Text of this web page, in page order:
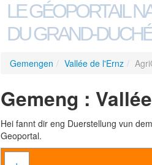
LE GÉOPORTAIL
DU GRAND-
Gemengen / Vallée de l'Ernz /
Gemeng :
Hei fannt dir eng Duerstellung vun
Geoportal.